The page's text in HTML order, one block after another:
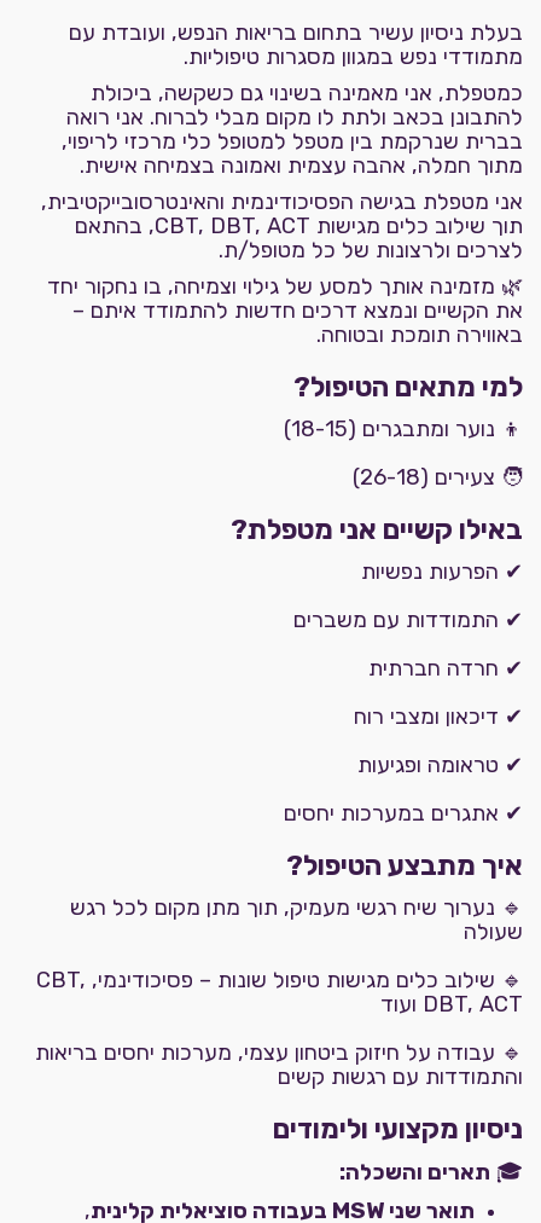
בעלת ניסיון עשיר בתחום בריאות הנפש, ועובדת עם
מתמודדי נפש במגוון מסגרות טיפוליות.
כמטפלת, אני מאמינה בשינוי גם כשקשה, ביכולת
להתבונן בכאב ולתת לו מקום מבלי לברוח. אני רואה
בברית שנרקמת בין מטפל למטופל כלי מרכזי לריפוי,
מתוך חמלה, אהבה עצמית ואמונה בצמיחה אישית.
אני מטפלת בגישה הפסיכודינמית והאינטרסובייקטיבית,
תוך שילוב כלים מגישות CBT, DBT, ACT, בהתאם
לצרכים ולרצונות של כל מטופל/ת.
🌿 מזמינה אותך למסע של גילוי וצמיחה, בו נחקור יחד
את הקשיים ונמצא דרכים חדשות להתמודד איתם –
באווירה תומכת ובטוחה.
למי מתאים הטיפול?
👦 נוער ומתבגרים (18-15)
🧑 צעירים (26-18)
באילו קשיים אני מטפלת?
✔ הפרעות נפשיות
✔ התמודדות עם משברים
✔ חרדה חברתית
✔ דיכאון ומצבי רוח
✔ טראומה ופגיעות
✔ אתגרים במערכות יחסים
איך מתבצע הטיפול?
🔹 נערוך שיח רגשי מעמיק, תוך מתן מקום לכל רגש
שעולה
🔹 שילוב כלים מגישות טיפול שונות – פסיכודינמי, CBT,
DBT, ACT ועוד
🔹 עבודה על חיזוק ביטחון עצמי, מערכות יחסים בריאות
והתמודדות עם רגשות קשים
ניסיון מקצועי ולימודים
🎓 תארים והשכלה:
תואר שני MSW בעבודה סוציאלית קלינית
,